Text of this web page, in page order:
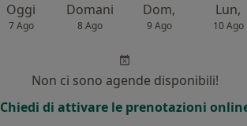
Oggi
7 Ago
Domani
8 Ago
Dom,
9 Ago
Lun,
10 Ago
Non ci sono agende disponibili!
Chiedi di attivare le prenotazioni